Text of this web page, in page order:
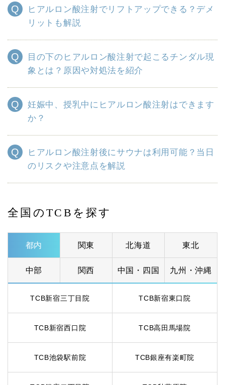
ヒアルロン酸注射でリフトアップできる？デメ
リットも解説
目の下のヒアルロン酸注射で起こるチンダル現
象とは？原因や対処法を紹介
妊娠中、授乳中にヒアルロン酸注射はできます
か？
ヒアルロン酸注射後にサウナは利用可能？当日
のリスクや注意点を解説
全国のTCBを探す
都内 関東 北海道 東北
中部 関西 中国・四国 九州・沖縄
TCB新宿三丁目院 TCB新宿東口院
TCB新宿西口院 TCB高田馬場院
TCB池袋駅前院 TCB銀座有楽町院